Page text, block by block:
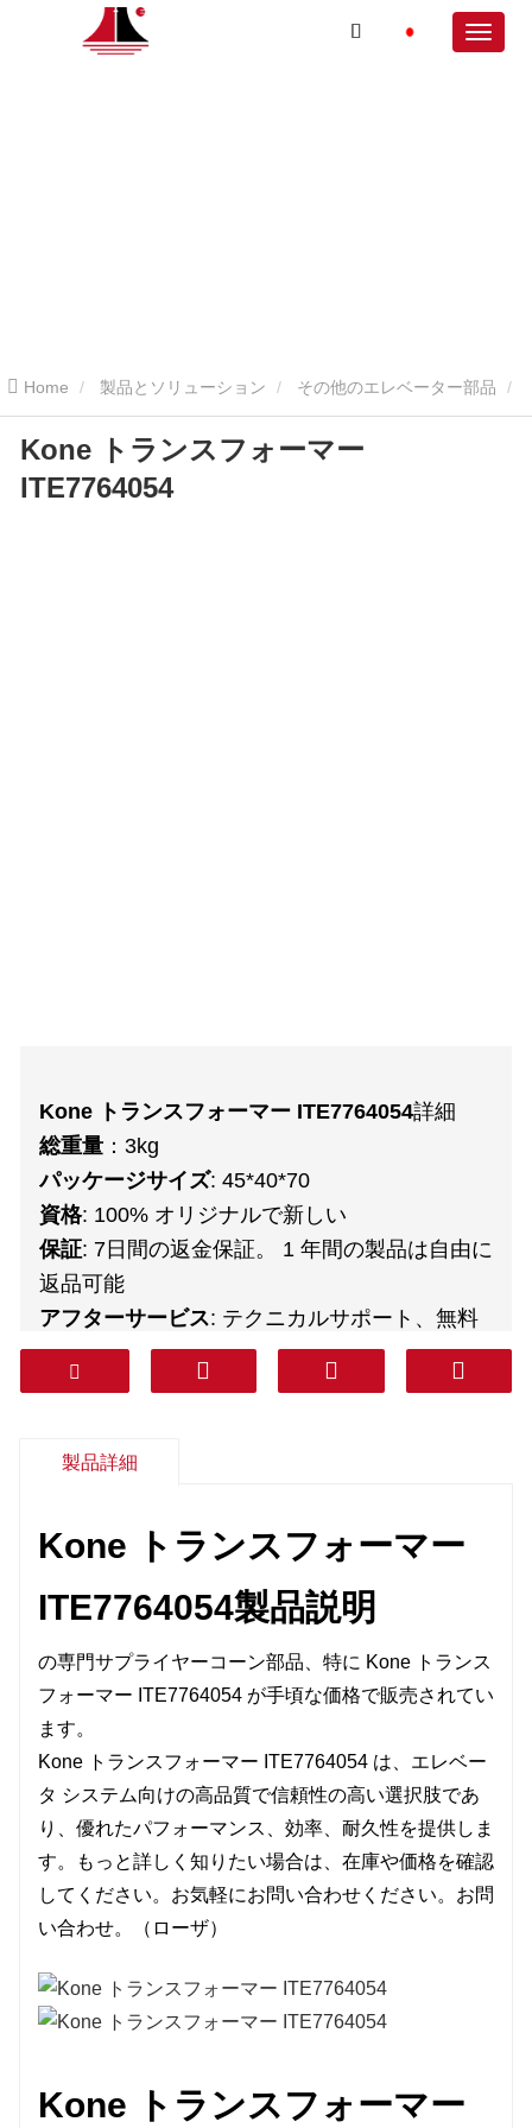
Home 製品とソリューション その他のエレベーター部品
Kone トランスフォーマー ITE7764054
Kone トランスフォーマー
ITE7764054
Kone トランスフォーマー ITE7764054詳細
総重量 ：3kg
パッケージサイズ: 45*40*70
資格: 100% オリジナルで新しい
保証: 7日間の返金保証。 1 年間の製品は自由に
返品可能
アフターサービス: テクニカルサポート、無料
スペアパーツ、返品、その他
交通機関: DHL FEDEX TNT UPS AREMEX
込み）：韓国、南アジア、中東（サウジアラビ
メリカ、チリ、メキシコ。
製品詳細
Kone トランスフォーマー
ITE7764054製品説明
の専門サプライヤーコーン部品、特に Kone トランス
フォーマー ITE7764054 が手頃な価格で販売されてい
ます。
Kone トランスフォーマー ITE7764054 は、エレベー
タ システム向けの高品質で信頼性の高い選択肢であ
り、優れたパフォーマンス、効率、耐久性を提供しま
す。もっと詳しく知りたい場合は、在庫や価格を確認
してください。お気軽にお問い合わせください。 お問
い合わせ。（ ローザ）
Kone トランスフォーマー